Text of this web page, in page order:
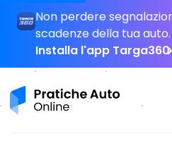
Non perdere
scadenze della tua auto.
Installa l'app Targa360
Pratiche Auto Online